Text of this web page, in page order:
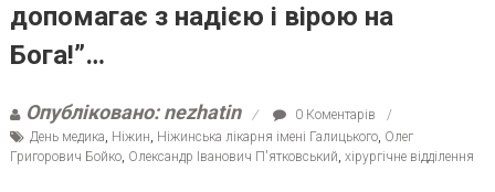
допомагає з надією і вірою на
Бога!”…
Опубліковано: nezhatin
0 Коментарів
День медика, Ніжин, Ніжинська лікарня імені Галицького, Олег
Григорович Бойко, Олександр Іванович П'ятковський, хірургічне відділення